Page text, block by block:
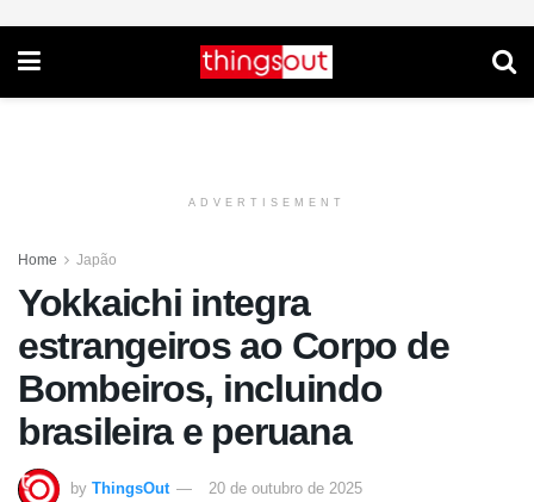
ADVERTISEMENT
Home Japão
Yokkaichi integra
estrangeiros ao Corpo de
Bombeiros, incluindo
brasileira e peruana
by ThingsOut 20 de outubro de 2025